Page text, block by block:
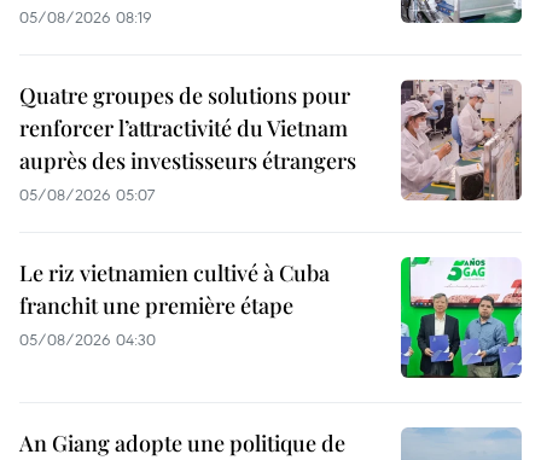
05/08/2026 08:19
Quatre groupes de solutions pour
renforcer l’attractivité du Vietnam
auprès des investisseurs étrangers
05/08/2026 05:07
Le riz vietnamien cultivé à Cuba
franchit une première étape
05/08/2026 04:30
An Giang adopte une politique de